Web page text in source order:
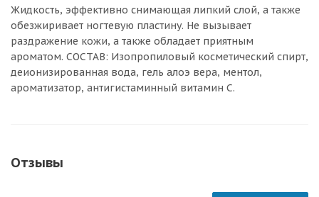
Жидкость, эффективно снимающая липкий слой, а также
обезжиривает ногтевую пластину. Не вызывает
раздражение кожи, а также обладает приятным
ароматом. СОСТАВ: Изопропиловый косметический спирт,
деионизированная вода, гель алоэ вера, ментол,
ароматизатор, антигистаминный витамин С.
Отзывы